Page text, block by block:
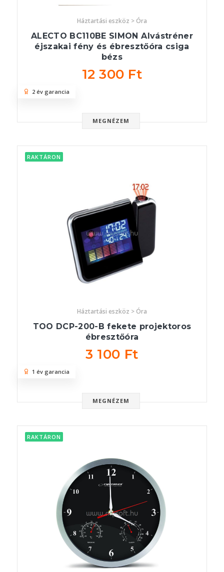
Háztartási eszköz > Óra
ALECTO BC110BE SIMON Alvástréner
éjszakai fény és ébresztőóra csiga
bézs
12 300 Ft
MEGNÉZEM
2 év garancia
RAKTÁRON
Háztartási eszköz > Óra
TOO DCP-200-B fekete projektoros
ébresztőóra
3 100 Ft
MEGNÉZEM
1 év garancia
RAKTÁRON